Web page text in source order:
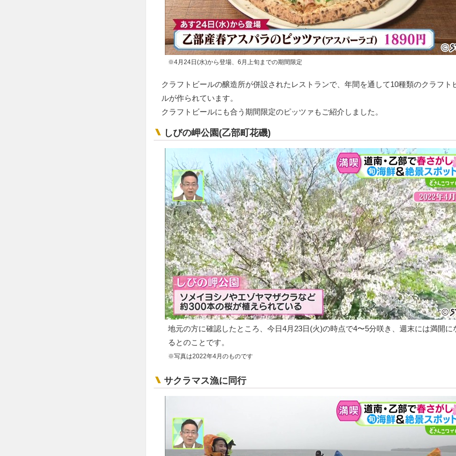
※4月24日(水)から登場、6月上旬までの期間限定
クラフトビールの醸造所が併設されたレストランで、年間を通して10種類のクラフト
ルが作られています。
クラフトビールにも合う期間限定のピッツァもご紹介しました。
しびの岬公園(乙部町花磯)
地元の方に確認したところ、今日4月23日(火)の時点で4〜5分咲き、週末には満開に
るとのことです。
※写真は2022年4月のものです
サクラマス漁に同行